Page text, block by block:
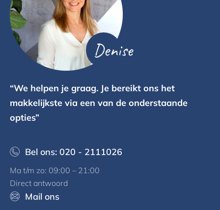
Denise
“We helpen je graag. Je bereikt ons het
makkelijkste via een van de onderstaande
opties”
Bel ons: 020 - 2111026
Ma t/m zo: 09:00 – 21:00
Direct antwoord
Mail ons